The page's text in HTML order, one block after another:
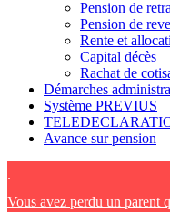
Pension de
Pension de
Rente et
Capital décès
Rachat de
Démarches
Système PREVIUS
Avance sur pension
.
Vous avez perdu un parent